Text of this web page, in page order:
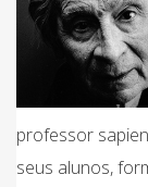
professor
seus alunos,